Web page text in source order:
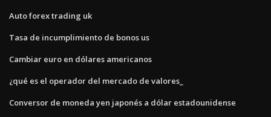
Auto forex trading uk
Tasa de incumplimiento de bonos us
Cambiar euro en dólares americanos
¿qué es el operador del mercado de valores_
Conversor de moneda yen japonés a dólar estadounidense